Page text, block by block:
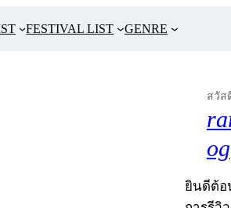
FESTIVAL LIST GENRE
สวัส
og
ยินดีต้อ